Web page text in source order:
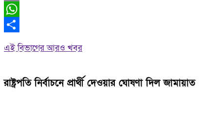
Email
WhatsApp
এই বিভাগের আরও খবর
রাষ্ট্রপতি নির্বাচনে প্রার্থী দেওয়ার ঘোষণা দিল জামায়াত